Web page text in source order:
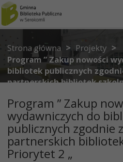
Strona główna > Projekty >
Program ” Zakup nowości
bibliotek publicznych
partnerskich bibliotek
Program ” Zakup
wydawniczych do
publicznych zgodnie
partnerskich
Priorytet 2 „